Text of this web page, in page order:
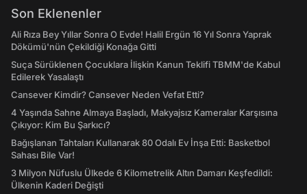
Son Eklenenler
Ali Rıza Bey Yıllar Sonra O Evde! Halil Ergün 16 Yıl Sonra Yaprak
Dökümü'nün Çekildiği Konağa Gitti
Suça Sürüklenen Çocuklara İlişkin Kanun Teklifi TBMM'de Kabul
Edilerek Yasalaştı
Cansever Kimdir? Cansever Neden Vefat Etti?
4 Yaşında Sahne Almaya Başladı, Makyajsız Kameralar Karşısına
Çıkıyor: Kim Bu Şarkıcı?
Bağışlanan Tahtaları Kullanarak 80 Odalı Ev İnşa Etti: Basketbol
Sahası Bile Var!
3 Milyon Nüfuslu Ülkede 6 Kilometrelik Altın Damarı Keşfedildi:
Ülkenin Kaderi Değişti